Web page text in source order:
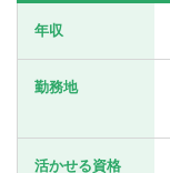
年収
勤務地
活かせる資格